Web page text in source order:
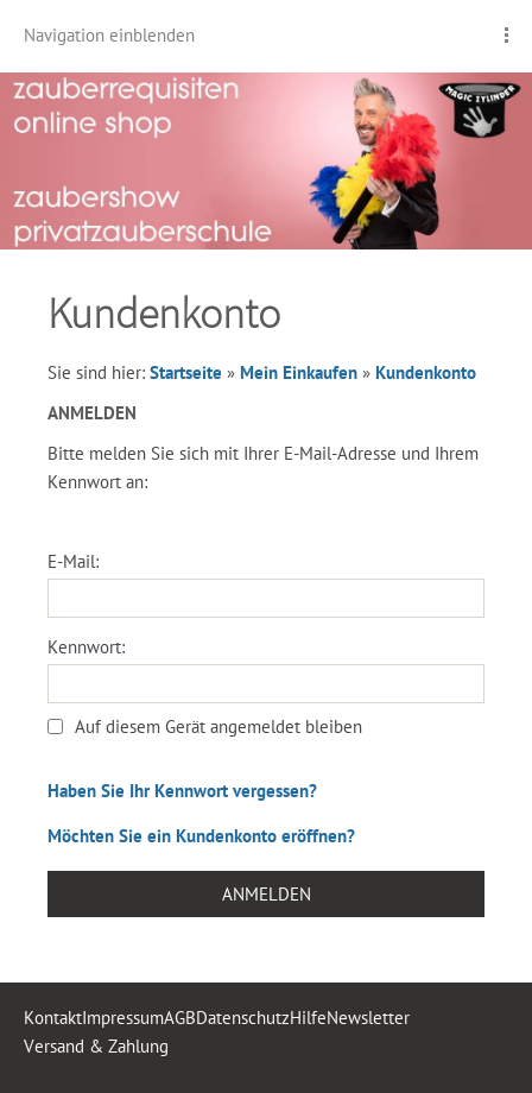
Navigation einblenden
Kundenkonto
Sie sind hier: Startseite » Mein Einkaufen » Kundenkonto
ANMELDEN
Bitte melden Sie sich mit Ihrer E-Mail-Adresse und Ihrem
Kennwort an:
E-Mail:
Kennwort:
Auf diesem Gerät angemeldet bleiben
Haben Sie Ihr Kennwort vergessen?
Möchten Sie ein Kundenkonto eröffnen?
ANMELDEN
KontaktImpressumAGBDatenschutzHilfeNewsletter
Versand & Zahlung